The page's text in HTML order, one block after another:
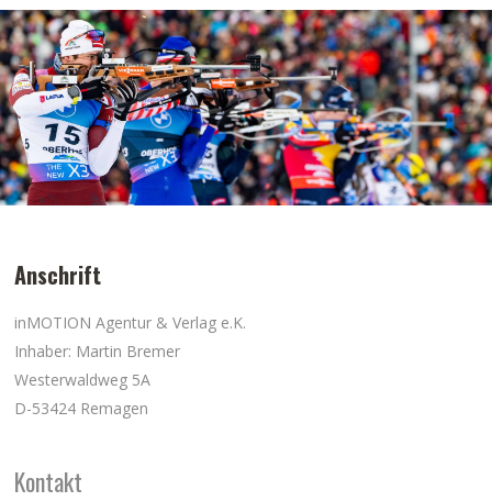
Anschrift
inMOTION Agentur & Verlag e.K.
Inhaber: Martin Bremer
Westerwaldweg 5A
D-53424 Remagen
Kontakt